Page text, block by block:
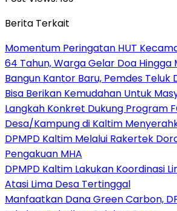
Berita Terkait
Momentum Peringatan HUT
64 Tahun, Warga Gelar Doa Hingga
Bangun Kantor Baru, Pemdes
Bisa Berikan Kemudahan Untuk
Langkah Konkret Dukung Program
Desa/Kampung di Kaltim
DPMPD Kaltim Melalui Rakertek
Pengakuan MHA
DPMPD Kaltim Lakukan Koordinasi
Atasi Lima Desa Tertinggal
Manfaatkan Dana Green Carbon,